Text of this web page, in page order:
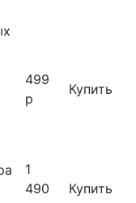
499
р
Купить
1
490
Купить